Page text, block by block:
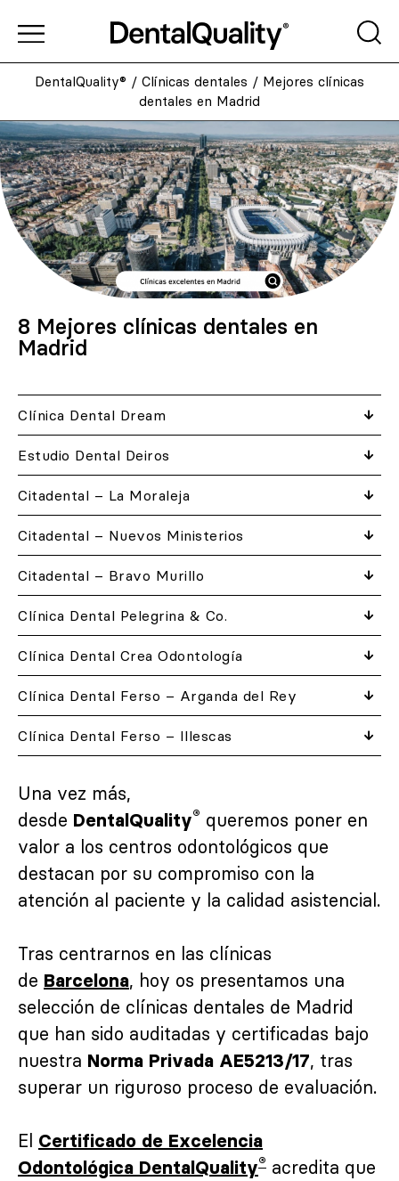
DentalQuality® / Clínicas dentales / Mejores clínicas
dentales en Madrid
8 Mejores clínicas dentales en
Madrid
Clínica Dental Dream
Estudio Dental Deiros
Citadental – La Moraleja
Citadental – Nuevos Ministerios
Citadental – Bravo Murillo
Clínica Dental Pelegrina & Co.
Clínica Dental Crea Odontología
Clínica Dental Ferso – Arganda del Rey
Clínica Dental Ferso – Illescas
Una vez más,
desde DentalQuality® queremos poner en
valor a los centros odontológicos que
destacan por su compromiso con la
atención al paciente y la calidad asistencial.
Tras centrarnos en las clínicas
de Barcelona, hoy os presentamos una
selección de clínicas dentales de Madrid
que han sido auditadas y certificadas bajo
nuestra Norma Privada AE5213/17, tras
superar un riguroso proceso de evaluación.
El Certificado de Excelencia
Odontológica DentalQuality® acredita que